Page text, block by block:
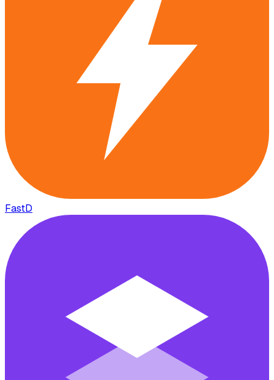
FastD